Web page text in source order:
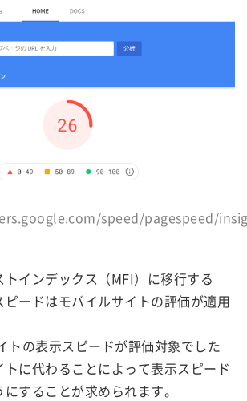
speed/pagespeed/
インデックス（MFI）に移行する
ピードはモバイルサイトの評価が適用
トの表示スピードが評価対象でした
に代わることによって表示スピード
することが求められます。